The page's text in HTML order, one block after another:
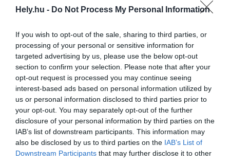
Hely.hu - Do Not Process My Personal Information
If you wish to opt-out of the sale, sharing to third parties, or
processing of your personal or sensitive information for
targeted advertising by us, please use the below opt-out
section to confirm your selection. Please note that after your
opt-out request is processed you may continue seeing
interest-based ads based on personal information utilized by
us or personal information disclosed to third parties prior to
your opt-out. You may separately opt-out of the further
disclosure of your personal information by third parties on the
IAB’s list of downstream participants. This information may
also be disclosed by us to third parties on the IAB’s List of
Downstream Participants that may further disclose it to other
fordítani. 2002 óta létezik az úgynevezett
jelenti, hogy a Nemzeti Emlékhely és
Kegyeleti Bizottság döntése alapján –
életútjaik és a nemzet javára tett
cselekedeteik elismeréseként – a magyar
történelemben kiemelkedő szerepet játszott
személyiségek sírjai feletti rendelkezési jog
átszáll a Magyar Állam képviseletében a
Nemzeti Örökség Intézetére – kezdi a helyzet
felvázolását. –